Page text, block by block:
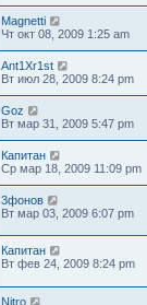
Magnetti
Чт окт 08, 2009 1:25 am
Ant1Xr1st
Вт июл 28, 2009 8:24 pm
Goz
Вт мар 31, 2009 5:47 pm
Капитан
Ср мар 18, 2009 11:09 pm
3фонов
Вт мар 03, 2009 6:07 pm
Капитан
Вт фев 24, 2009 8:24 pm
Nitro